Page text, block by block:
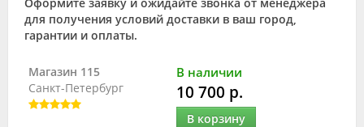
для получения условий доставки в ваш город,
гарантии и оплаты.
Магазин 115
Санкт-Петербург
В наличии
10 700 р.
В корзину